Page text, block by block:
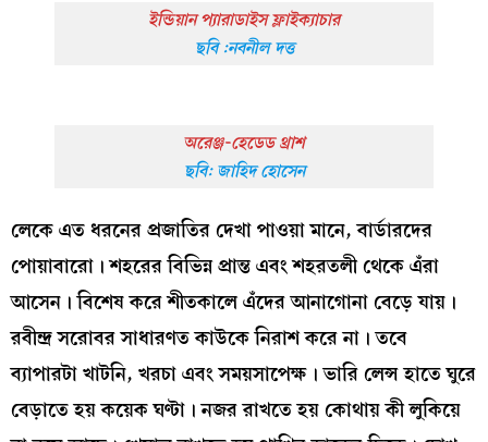
ইন্ডিয়ান প্যারাডাইস ফ্লাইক্যাচার
ছবি :নবনীল দত্ত
অরেঞ্জ-হেডেড থ্রাশ
ছবি: জাহিদ হোসেন
লেকে এত ধরনের প্রজাতির দেখা পাওয়া মানে, বার্ডারদের
পোয়াবারো। শহরের বিভিন্ন প্রান্ত এবং শহরতলী থেকে এঁরা
আসেন। বিশেষ করে শীতকালে এঁদের আনাগোনা বেড়ে যায়।
রবীন্দ্র সরোবর সাধারণত কাউকে নিরাশ করে না। তবে
ব্যাপারটা খাটনি, খরচা এবং সময়সাপেক্ষ। ভারি লেন্স হাতে ঘুরে
বেড়াতে হয় কয়েক ঘণ্টা। নজর রাখতে হয় কোথায় কী লুকিয়ে